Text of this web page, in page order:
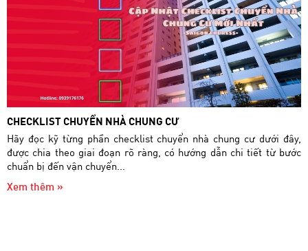
CHECKLIST CHUYỂN NHÀ CHUNG CƯ
Hãy đọc kỹ từng phần checklist chuyển nhà chung cư dưới đây,
được chia theo giai đoạn rõ ràng, có hướng dẫn chi tiết từ bước
chuẩn bị đến vận chuyển...
Xem thêm »